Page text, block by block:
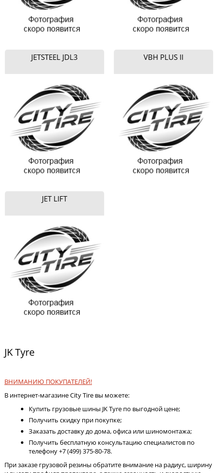
JETSTEEL JDL3 VBH PLUS II
JET LIFT
JK Tyre
ВНИМАНИЮ ПОКУПАТЕЛЕЙ!
В интернет-магазине City Tire вы можете:
Купить грузовые шины JK Tyre по выгодной цене;
Получить скидку при покупке;
Заказать доставку до дома, офиса или шиномонтажа;
Получить бесплатную консультацию специалистов по
телефону +7 (499) 375-80-78.
При заказе грузовой резины обратите внимание на радиус, ширину